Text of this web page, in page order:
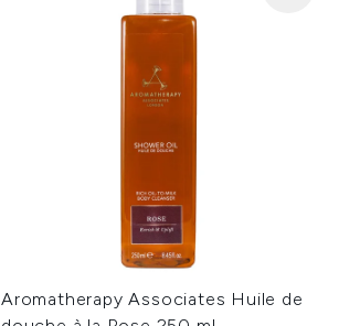
Aromatherapy Associates Huile de